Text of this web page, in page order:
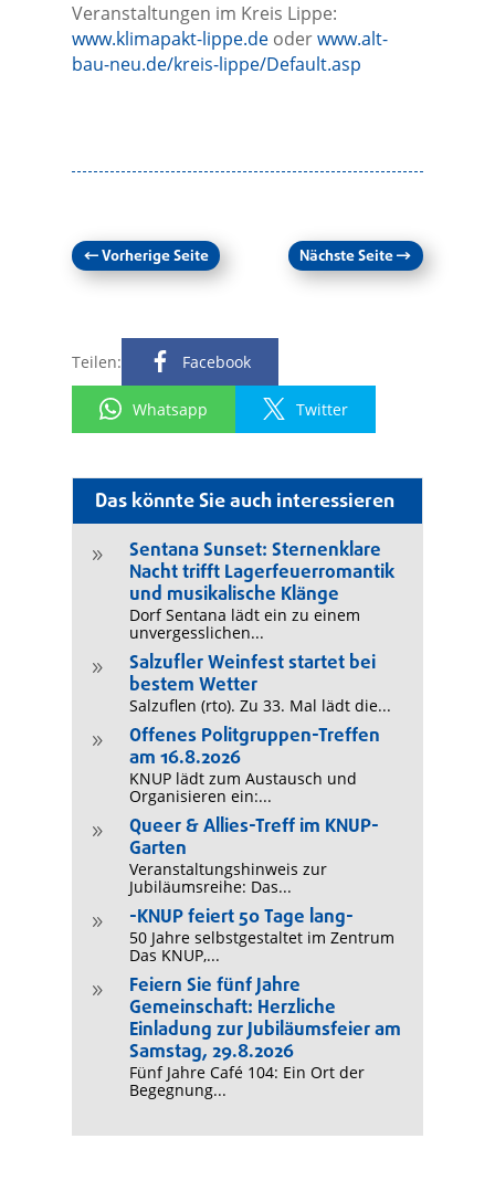
Das könnte Sie auch interessieren
9
Sentana Sunset: Sternenklare
Nacht trifft Lagerfeuerromantik
und musikalische Klänge
Dorf Sentana lädt ein zu einem
unvergesslichen...
9
Salzufler Weinfest startet bei
bestem Wetter
Salzuflen (rto). Zu 33. Mal lädt die...
9
Offenes Politgruppen-Treffen
am 16.8.2026
KNUP lädt zum Austausch und
Organisieren ein:...
9
Queer & Allies-Treff im KNUP-
Garten
Veranstaltungshinweis zur
Jubiläumsreihe: Das...
9 -KNUP feiert 50 Tage lang-
50 Jahre selbstgestaltet im Zentrum
Das KNUP,...
9
Feiern Sie fünf Jahre
Gemeinschaft: Herzliche
Einladung zur Jubiläumsfeier am
Samstag, 29.8.2026
Fünf Jahre Café 104: Ein Ort der
Begegnung...
Veranstaltungen im Kreis Lippe:
www.klimapakt-lippe.deoderwww.alt-
bau-neu.de/kreis-lippe/Default.asp
←Vorherige Seite Nächste Seite→
Teilen: Facebook
Whatsapp Twitter